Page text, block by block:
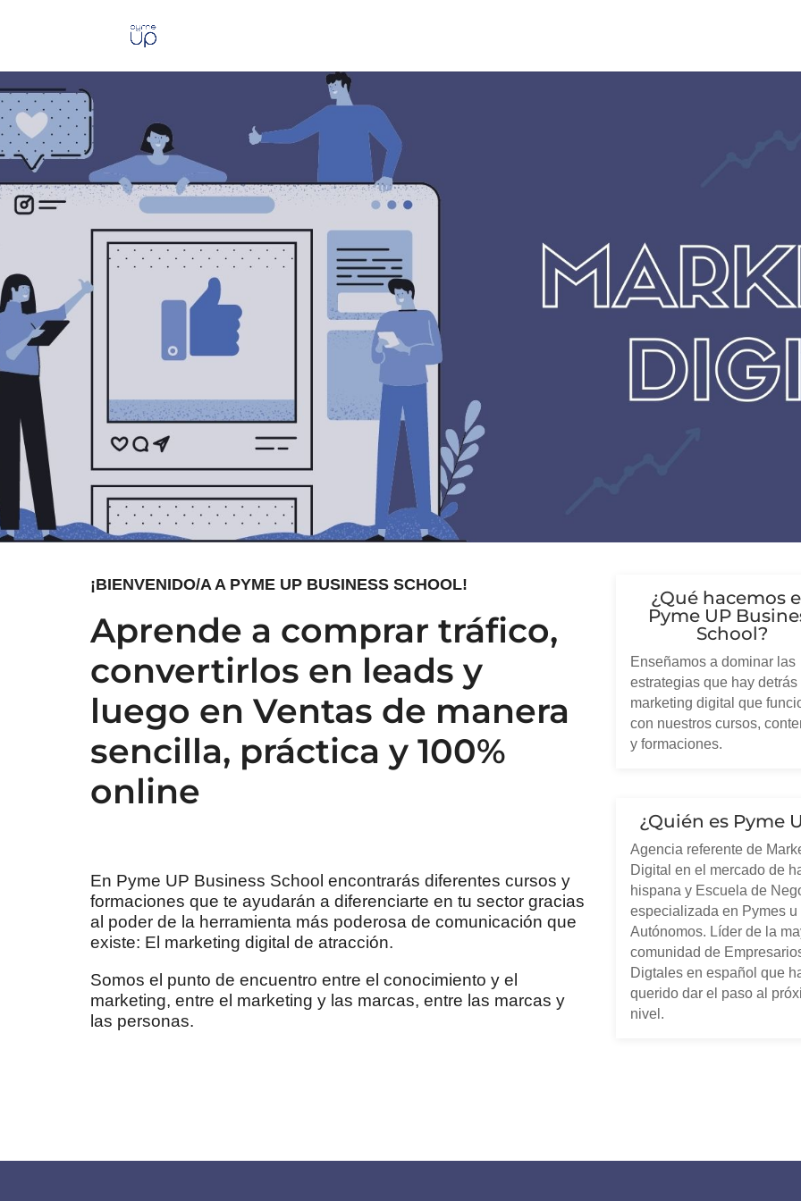
¡BIENVENIDO/A A PYME UP BUSINESS SCHOOL!
Aprende a comprar tráfico,
convertirlos en leads y
luego en Ventas de manera
sencilla, práctica y 100%
online
En Pyme UP Business School encontrarás diferentes cursos y
formaciones que te ayudarán a diferenciarte en tu sector gracias
al poder de la herramienta más poderosa de comunicación que
existe: El marketing digital de atracción.
Somos el punto de encuentro entre el conocimiento y el
marketing, entre el marketing y las marcas, entre las marcas y
las personas.
¿Qué hacemos
Pyme UP
School?
Enseñamos a dominar las
estrategias que hay detrás
marketing digital que
con nuestros cursos,
y formaciones.
¿Quién es Pyme
Agencia referente de
Digital en el mercado de
hispana y Escuela de
especializada en Pymes u
Autónomos. Líder de la
comunidad de
Digtales en español que
querido dar el paso al
nivel.